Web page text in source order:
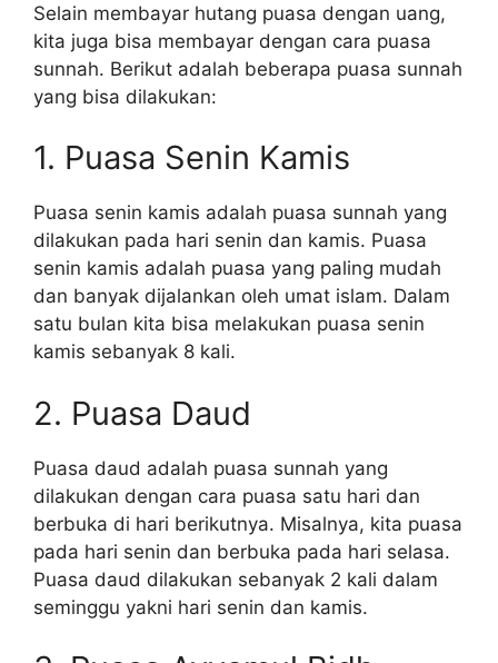
Selain membayar hutang puasa dengan uang,
kita juga bisa membayar dengan cara puasa
sunnah. Berikut adalah beberapa puasa sunnah
yang bisa dilakukan:
1. Puasa Senin Kamis
Puasa senin kamis adalah puasa sunnah yang
dilakukan pada hari senin dan kamis. Puasa
senin kamis adalah puasa yang paling mudah
dan banyak dijalankan oleh umat islam. Dalam
satu bulan kita bisa melakukan puasa senin
kamis sebanyak 8 kali.
2. Puasa Daud
Puasa daud adalah puasa sunnah yang
dilakukan dengan cara puasa satu hari dan
berbuka di hari berikutnya. Misalnya, kita puasa
pada hari senin dan berbuka pada hari selasa.
Puasa daud dilakukan sebanyak 2 kali dalam
seminggu yakni hari senin dan kamis.